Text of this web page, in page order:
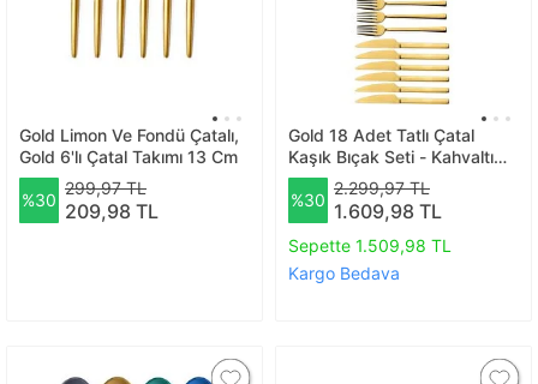
Gold Limon Ve Fondü Çatalı,
Gold 6'lı Çatal Takımı 13 Cm
%30
299,97 TL
209,98 TL
Gold 18 Adet Tatlı Çatal
Kaşık Bıçak Seti - Kahvaltı
Pasta Çatal Kaşık Bıçak Seti
%30
2.299,97 TL
1.609,98 TL
Sepette 1.509,98 TL
Kargo Bedava